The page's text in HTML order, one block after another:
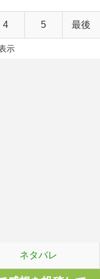
4 5 最後
示
ネタバレ